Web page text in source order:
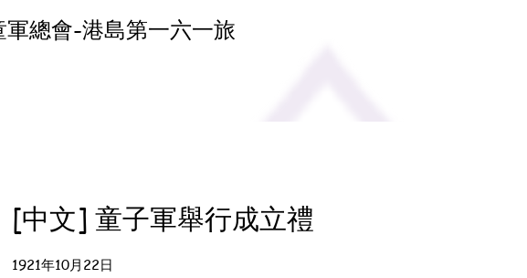
軍總會-港島第一六一旅
[中文] 童子軍舉行成立禮
1921年10月22日